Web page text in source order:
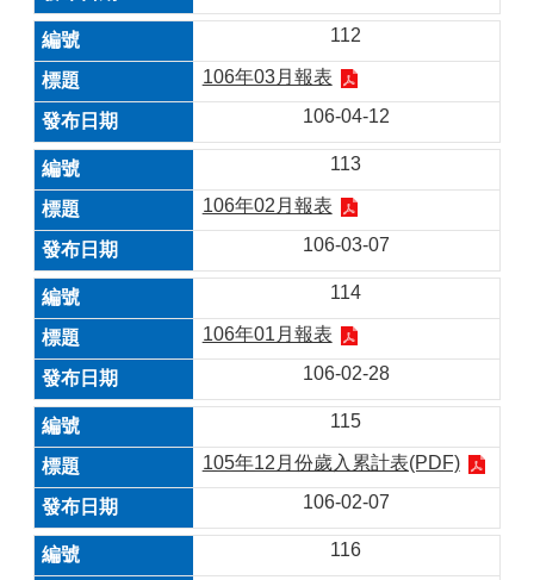
112
106年03月報表
106-04-12
113
106年02月報表
106-03-07
114
106年01月報表
106-02-28
115
105年12月份歲入累計表(PDF)
106-02-07
116